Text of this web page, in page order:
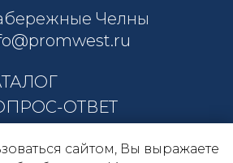
ОТВЕТ
Челны
сайтом, Вы выражаете